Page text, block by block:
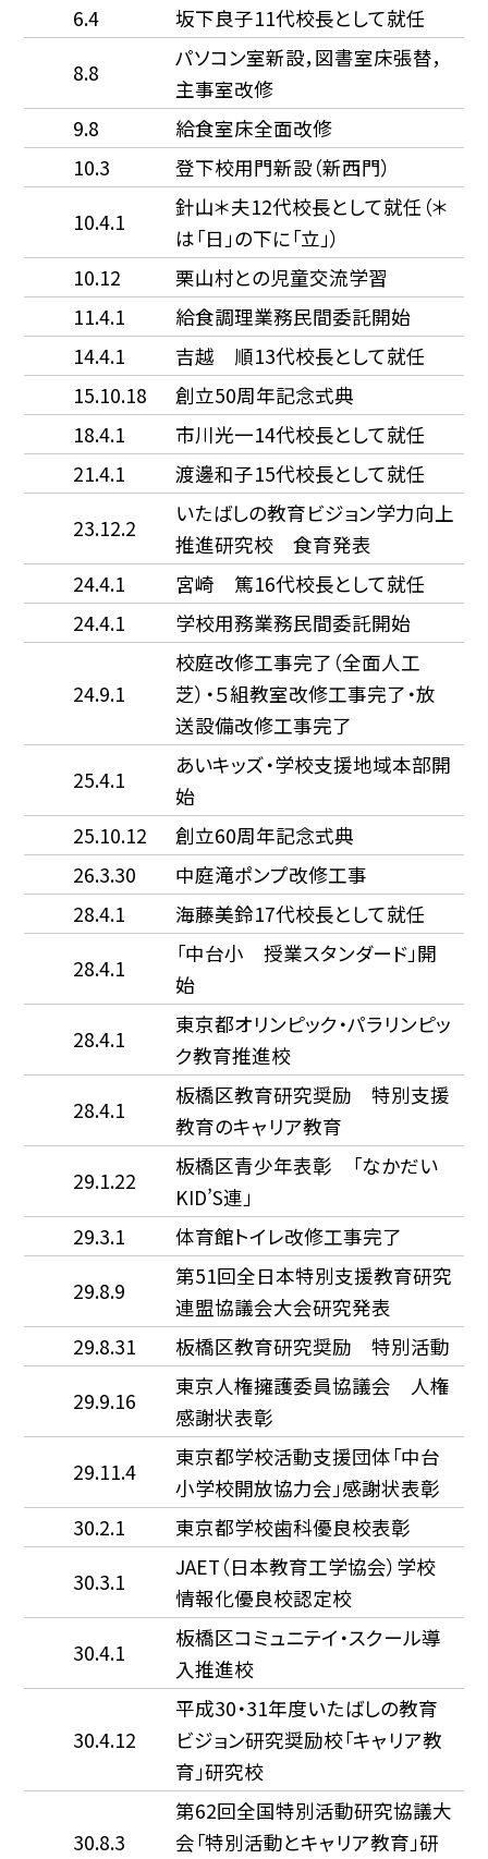
6.4
坂下良子11代校長として就任
8.8
パソコン室新設，図書室床張替，
主事室改修
9.8
給食室床全面改修
10.3
登下校用門新設（新西門）
10.4.1
針山＊夫12代校長として就任（＊
は「日」の下に「立」）
10.12
栗山村との児童交流学習
11.4.1
給食調理業務民間委託開始
14.4.1
吉越 順13代校長として就任
15.10.18
創立50周年記念式典
18.4.1
市川光一14代校長として就任
21.4.1
渡邊和子15代校長として就任
23.12.2
いたばしの教育ビジョン学力向上
推進研究校 食育発表
24.4.1
宮崎 篤16代校長として就任
24.4.1
学校用務業務民間委託開始
24.9.1
校庭改修工事完了（全面人工
芝）・５組教室改修工事完了・放
送設備改修工事完了
25.4.1
あいキッズ・学校支援地域本部開
始
25.10.12
創立60周年記念式典
26.3.30
中庭滝ポンプ改修工事
28.4.1
海藤美鈴17代校長として就任
28.4.1
「中台小 授業スタンダード」開
始
28.4.1
東京都オリンピック・パラリンピッ
ク教育推進校
28.4.1
板橋区教育研究奨励 特別支援
教育のキャリア教育
29.1.22
板橋区青少年表彰 「なかだい
KID’S連」
29.3.1
体育館トイレ改修工事完了
29.8.9
第51回全日本特別支援教育研究
連盟協議会大会研究発表
29.8.31
板橋区教育研究奨励 特別活動
29.9.16
東京人権擁護委員協議会 人権
感謝状表彰
29.11.4
東京都学校活動支援団体「中台
小学校開放協力会」感謝状表彰
30.2.1
東京都学校歯科優良校表彰
30.3.1
JAET（日本教育工学協会）学校
情報化優良校認定校
30.4.1
板橋区コミュニテイ・スクール導
入推進校
30.4.12
平成30・31年度いたばしの教育
ビジョン研究奨励校「キャリア教
育」研究校
30.8.3
第62回全国特別活動研究協議大
会「特別活動とキャリア教育」研